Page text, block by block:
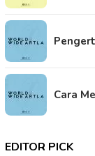
Cara
EDITOR PICK